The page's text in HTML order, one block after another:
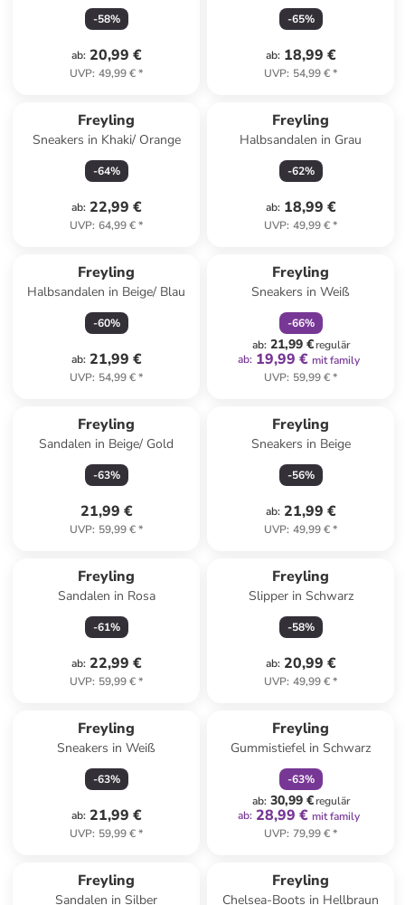
-58%
ab: 20,99 €
UVP: 49,99 €*
-65%
ab: 18,99 €
UVP: 54,99 €*
Freyling
Sneakers in Khaki/ Orange
-64%
ab: 22,99 €
UVP: 64,99 €*
Freyling
Halbsandalen in Grau
-62%
ab: 18,99 €
UVP: 49,99 €*
Freyling
Halbsandalen in Beige/ Blau
-60%
ab: 21,99 €
UVP: 54,99 €*
Freyling
Sneakers in Weiß
-66%
ab: 21,99 €regulär
ab: 19,99 € mit family
UVP: 59,99 €*
Freyling
Sandalen in Beige/ Gold
-63%
21,99 €
UVP: 59,99 €*
Freyling
Sneakers in Beige
-56%
ab: 21,99 €
UVP: 49,99 €*
Freyling
Sandalen in Rosa
-61%
ab: 22,99 €
UVP: 59,99 €*
Freyling
Slipper in Schwarz
-58%
ab: 20,99 €
UVP: 49,99 €*
Freyling
Sneakers in Weiß
-63%
ab: 21,99 €
UVP: 59,99 €*
Freyling
Gummistiefel in Schwarz
-63%
ab: 30,99 €regulär
ab: 28,99 € mit family
UVP: 79,99 €*
Freyling
Sandalen in Silber
Freyling
Chelsea-Boots in Hellbraun